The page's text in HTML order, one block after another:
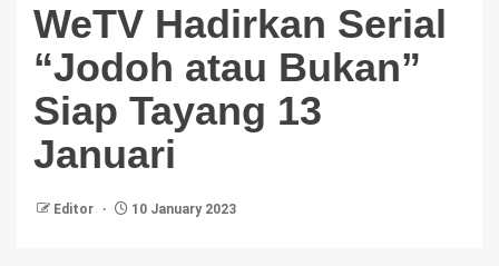
WeTV Hadirkan Serial
“Jodoh atau Bukan”
Siap Tayang 13
Januari
Editor 10 January 2023